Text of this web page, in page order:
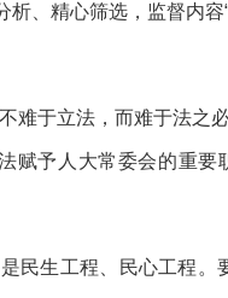
析、精心筛选，监督内
难于立法，而难于法之
赋予人大常委会的重
民生工程、民心工程。